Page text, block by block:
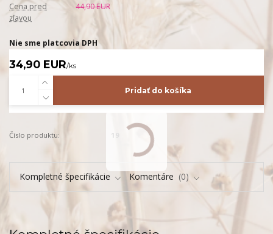
Cena pred
zľavou
44,90 EUR
Nie sme platcovia DPH
34,90 EUR/ks
Pridať do košíka
Číslo produktu: 19
Kompletné špecifikácie Komentáre 0